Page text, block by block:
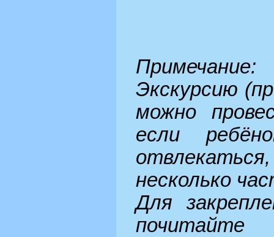
Примечание:
Экскурсию
можно
если
несколько
Для
почитайте